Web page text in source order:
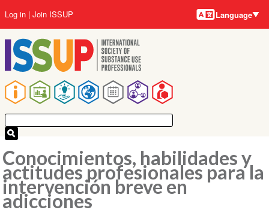
to
main
content
Main
navigation
User
account
menu
Log in Join ISSUP Language
Conocimientos, habilidades y
actitudes profesionales para la
intervención breve en
adicciones